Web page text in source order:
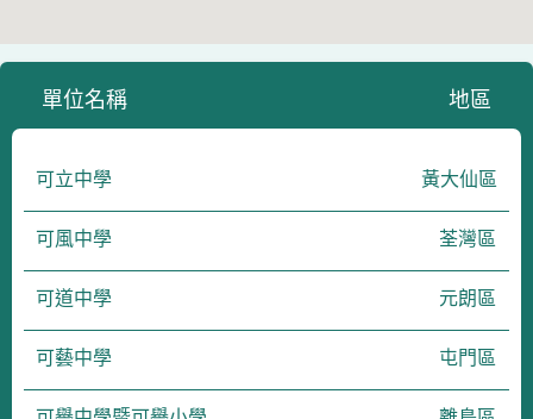
單位名稱 地區
可立中學 黃大仙區
可風中學 荃灣區
可道中學 元朗區
可藝中學 屯門區